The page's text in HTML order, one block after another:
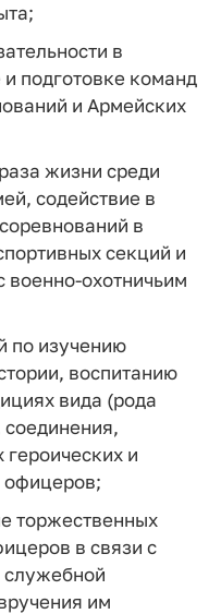
в
и подготовке команд
и Армейских
жизни среди
содействие в
в
секций и
военно-охотничьим
по изучению
воспитанию
вида (рода
героических и
офицеров;
торжественных
в связи с
служебной
им